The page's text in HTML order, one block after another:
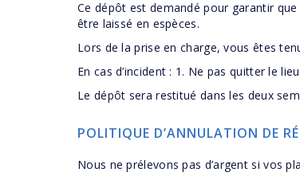
Ce dépôt est demandé pour garantir
être laissé en espèces.
Lors de la prise en charge, vous êtes
En cas d’incident : 1. Ne pas quitter le
Le dépôt sera restitué dans les deux
POLITIQUE D’ANNULATION DE
Nous ne prélevons pas d’argent si vos